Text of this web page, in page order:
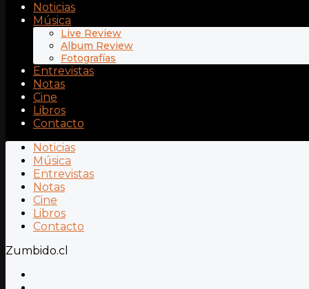
Noticias
Música
Live Review
Album Review
Fotografías
Entrevistas
Notas
Cine
Libros
Contacto
Noticias
Música
Entrevistas
Notas
Cine
Libros
Contacto
Zumbido.cl